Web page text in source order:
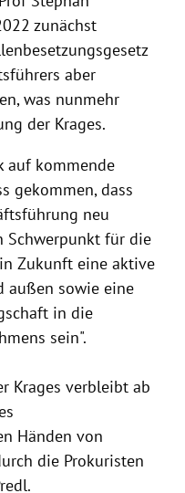
zunächst
aber
was nunmehr
der Krages.
auf kommende
gekommen, dass
neu
Schwerpunkt für die
Zukunft eine aktive
außen sowie eine
in die
sein".
Krages verbleibt ab
Händen von
die Prokuristen